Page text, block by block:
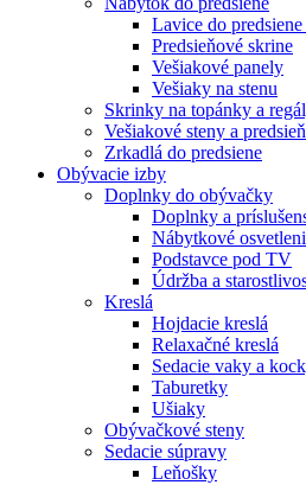
Lavice do predsiene
Predsieňové skrine
Vešiakové panely
Vešiaky na stenu
Skrinky na topánky a
Vešiakové steny a
Zrkadlá do predsiene
Obývacie izby
Doplnky do obývačky
Doplnky a
Nábytkové
Podstavce pod TV
Údržba a
Kreslá
Hojdacie kreslá
Relaxačné kreslá
Sedacie vaky a
Taburetky
Ušiaky
Obývačkové steny
Sedacie súpravy
Leňošky